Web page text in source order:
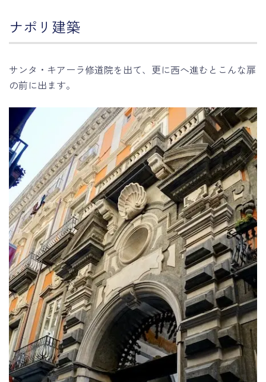
ナポリ建築
サンタ・キアーラ修道院を出て、更に西へ進むとこんな扉
の前に出ます。